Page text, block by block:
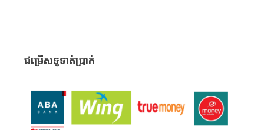
ជម្រើសទូទាត់ប្រាក់